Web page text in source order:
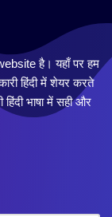
है। यहाँ पर हम
हिंदी में शेयर करते
भाषा में सही और